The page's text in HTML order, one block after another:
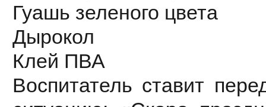
Гуашь зеленого цвета
Дырокол
Клей ПВА
Воспитатель ставит